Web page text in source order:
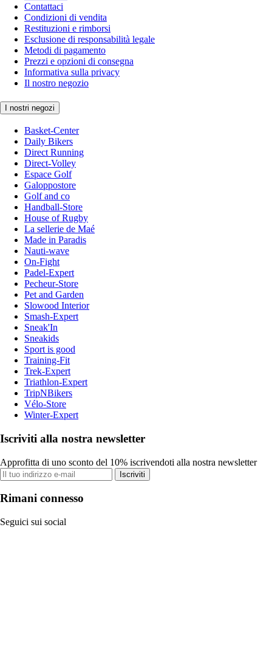
Contattaci
Condizioni di vendita
Restituzioni e rimborsi
Esclusione di responsabilità legale
Metodi di pagamento
Prezzi e opzioni di consegna
Informativa sulla privacy
Il nostro negozio
I nostri negozi
Basket-Center
Daily Bikers
Direct Running
Direct-Volley
Espace Golf
Galoppostore
Golf and co
Handball-Store
House of Rugby
La sellerie de Maé
Made in Paradis
Nauti-wave
On-Fight
Padel-Expert
Pecheur-Store
Pet and Garden
Slowood Interior
Smash-Expert
Sneak'In
Sneakids
Sport is good
Training-Fit
Trek-Expert
Triathlon-Expert
TripNBikers
Vélo-Store
Winter-Expert
Iscriviti alla nostra newsletter
Approfitta di uno sconto del 10% iscrivendoti alla nostra newsletter
Iscriviti
Rimani connesso
Seguici sui social